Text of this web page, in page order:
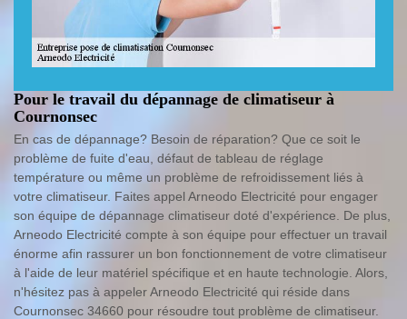
Pour le travail du dépannage de climatiseur à
Cournonsec
En cas de dépannage? Besoin de réparation? Que ce soit le
problème de fuite d'eau, défaut de tableau de réglage
température ou même un problème de refroidissement liés à
votre climatiseur. Faites appel Arneodo Electricité pour engager
son équipe de dépannage climatiseur doté d'expérience. De plus,
Arneodo Electricité compte à son équipe pour effectuer un travail
énorme afin rassurer un bon fonctionnement de votre climatiseur
à l'aide de leur matériel spécifique et en haute technologie. Alors,
n'hésitez pas à appeler Arneodo Electricité qui réside dans
Cournonsec 34660 pour résoudre tout problème de climatiseur.